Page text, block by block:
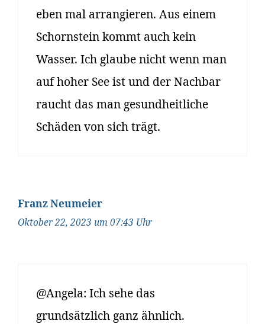
eben mal arrangieren. Aus einem
Schornstein kommt auch kein
Wasser. Ich glaube nicht wenn man
auf hoher See ist und der Nachbar
raucht das man gesundheitliche
Schäden von sich trägt.
Franz Neumeier
Oktober 22, 2023 um 07:43 Uhr
@Angela: Ich sehe das
grundsätzlich ganz ähnlich.